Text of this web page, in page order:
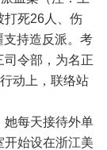
打死26人、伤
持造反派。考
司令部，为名正
动上，联络站
她每天接待外单
开始设在浙江美